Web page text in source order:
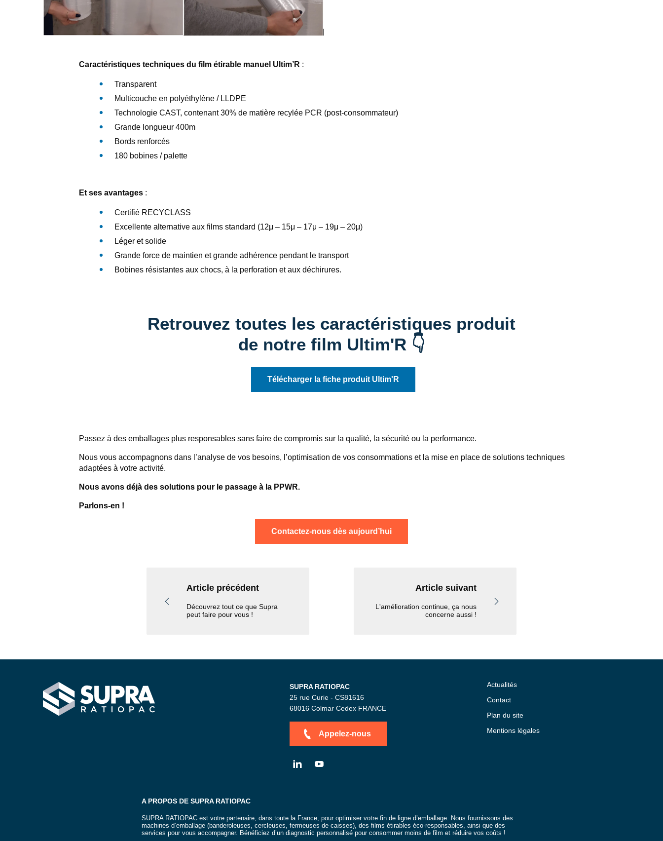
Caractéristiques techniques du film étirable manuel Ultim’R :
Transparent
Multicouche en polyéthylène / LLDPE
Technologie CAST, contenant 30% de matière recylée PCR (post-consommateur)
Grande longueur 400m
Bords renforcés
180 bobines / palette
Et ses avantages :
Certifié RECYCLASS
Excellente alternative aux films standard (12μ – 15μ – 17μ – 19μ – 20μ)
Léger et solide
Grande force de maintien et grande adhérence pendant le transport
Bobines résistantes aux chocs, à la perforation et aux déchirures.
Retrouvez toutes les caractéristiques produit
de notre film Ultim'R 👇
Télécharger la fiche produit Ultim'R
Passez à des emballages plus responsables sans faire de compromis sur la qualité, la sécurité ou la performance.
Nous vous accompagnons dans l’analyse de vos besoins, l’optimisation de vos consommations et la mise en place de solutions techniques
adaptées à votre activité.
Nous avons déjà des solutions pour le passage à la PPWR.
Parlons-en !
Contactez‑nous dès aujourd’hui
Article précédent
Découvrez tout ce que Supra
peut faire pour vous !
Article suivant
L'amélioration continue, ça nous
concerne aussi !
SUPRA RATIOPAC Spécialiste de la fin de ligne d'emballage
SUPRA RATIOPAC
25 rue Curie - CS81616
68016 Colmar Cedex FRANCE
Appelez-nous
LN YT
Actualités
Contact
Plan du site
Mentions légales
A PROPOS DE SUPRA RATIOPAC
SUPRA RATIOPAC est votre partenaire, dans toute la France, pour optimiser votre fin de ligne d’emballage. Nous fournissons des
machines d’emballage (banderoleuses, cercleuses, fermeuses de caisses), des films étirables éco-responsables, ainsi que des
services pour vous accompagner. Bénéficiez d’un diagnostic personnalisé pour consommer moins de film et réduire vos coûts !